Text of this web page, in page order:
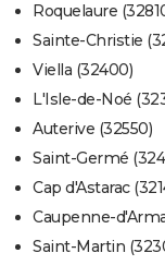
Roquelaure
Sainte-Christie
Viella (32400)
L'Isle-de-Noé
Auterive (32550)
Saint-Germé
Cap d'Astarac
Caupenne-
Saint-Martin